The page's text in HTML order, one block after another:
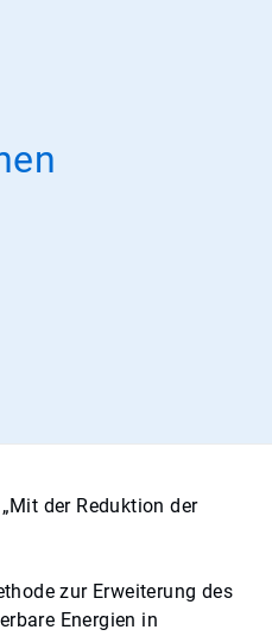
der Reduktion der
zur Erweiterung des
Energien in